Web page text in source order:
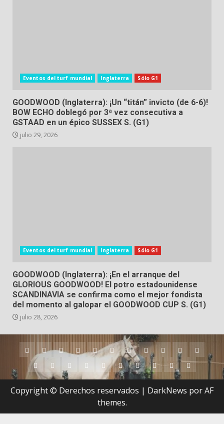
Eventos del turf mundial Inglaterra Sólo G1
GOODWOOD (Inglaterra): ¡Un “titán” invicto (de 6-6)!
BOW ECHO doblegó por 3ª vez consecutiva a
GSTAAD en un épico SUSSEX S. (G1)
julio 29, 2026
Eventos del turf mundial Inglaterra Sólo G1
GOODWOOD (Inglaterra): ¡En el arranque del
GLORIOUS GOODWOOD! El potro estadounidense
SCANDINAVIA se confirma como el mejor fondista
del momento al galopar el GOODWOOD CUP S. (G1)
julio 28, 2026
Argentina
AustraliaBrasilChileDubaiEstados
Unidos
Hong
Kong
Inglaterra
IrlandaJapónNueva
Zelanda
PanamáPerú
Puerto
Rico
QatarSingapurSuráfrica
UruguayVenezuelaHipódromos
(Dubai)
Copyright © Derechos reservados | DarkNews por AF
themes.